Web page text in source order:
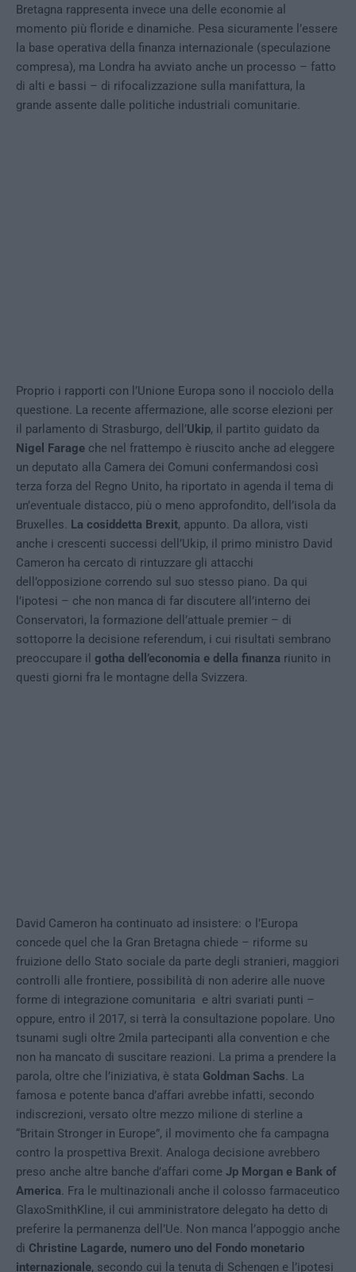
Bretagna rappresenta invece una delle economie al
momento più floride e dinamiche. Pesa sicuramente l’essere
la base operativa della finanza internazionale (speculazione
compresa), ma Londra ha avviato anche un processo – fatto
di alti e bassi – di rifocalizzazione sulla manifattura, la
grande assente dalle politiche industriali comunitarie.
Proprio i rapporti con l’Unione Europa sono il nocciolo della
questione. La recente affermazione, alle scorse elezioni per
il parlamento di Strasburgo, dell’Ukip, il partito guidato da
Nigel Farage che nel frattempo è riuscito anche ad eleggere
un deputato alla Camera dei Comuni confermandosi così
terza forza del Regno Unito, ha riportato in agenda il tema di
un’eventuale distacco, più o meno approfondito, dell’isola da
Bruxelles. La cosiddetta Brexit, appunto. Da allora, visti
anche i crescenti successi dell’Ukip, il primo ministro David
Cameron ha cercato di rintuzzare gli attacchi
dell’opposizione correndo sul suo stesso piano. Da qui
l’ipotesi – che non manca di far discutere all’interno dei
Conservatori, la formazione dell’attuale premier – di
sottoporre la decisione referendum, i cui risultati sembrano
preoccupare il gotha dell’economia e della finanza riunito in
questi giorni fra le montagne della Svizzera.
David Cameron ha continuato ad insistere: o l’Europa
concede quel che la Gran Bretagna chiede – riforme su
fruizione dello Stato sociale da parte degli stranieri, maggiori
controlli alle frontiere, possibilità di non aderire alle nuove
forme di integrazione comunitaria e altri svariati punti –
oppure, entro il 2017, si terrà la consultazione popolare. Uno
tsunami sugli oltre 2mila partecipanti alla convention e che
non ha mancato di suscitare reazioni. La prima a prendere la
parola, oltre che l’iniziativa, è stata Goldman Sachs. La
famosa e potente banca d’affari avrebbe infatti, secondo
indiscrezioni, versato oltre mezzo milione di sterline a
“Britain Stronger in Europe”, il movimento che fa campagna
contro la prospettiva Brexit. Analoga decisione avrebbero
preso anche altre banche d’affari come Jp Morgan e Bank of
America. Fra le multinazionali anche il colosso farmaceutico
GlaxoSmithKline, il cui amministratore delegato ha detto di
preferire la permanenza dell’Ue. Non manca l’appoggio anche
di Christine Lagarde, numero uno del Fondo monetario
internazionale, secondo cui la tenuta di Schengen e l’ipotesi